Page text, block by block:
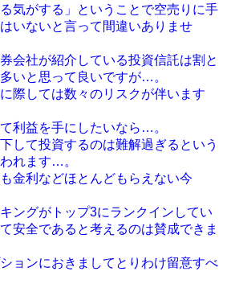
る気がする」ということで空売りに手
いないと言って間違いありませ
会社が紹介している投資信託は割と
いと思って良いですが…。
際しては数々のリスクが伴います
利益を手にしたいなら…。
して投資するのは難解過ぎるという
れます…。
金利などほとんどもらえない今
キングがトップ3にランクインしてい
安全であると考えるのは賛成できま
ョンにおきましてとりわけ留意すべ